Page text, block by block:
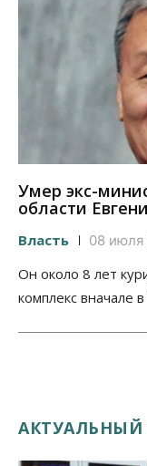
Умер экс-
области
Власть 08 июля
Он около 8 лет
комплекс вначале
АКТУАЛЬНЫЙ